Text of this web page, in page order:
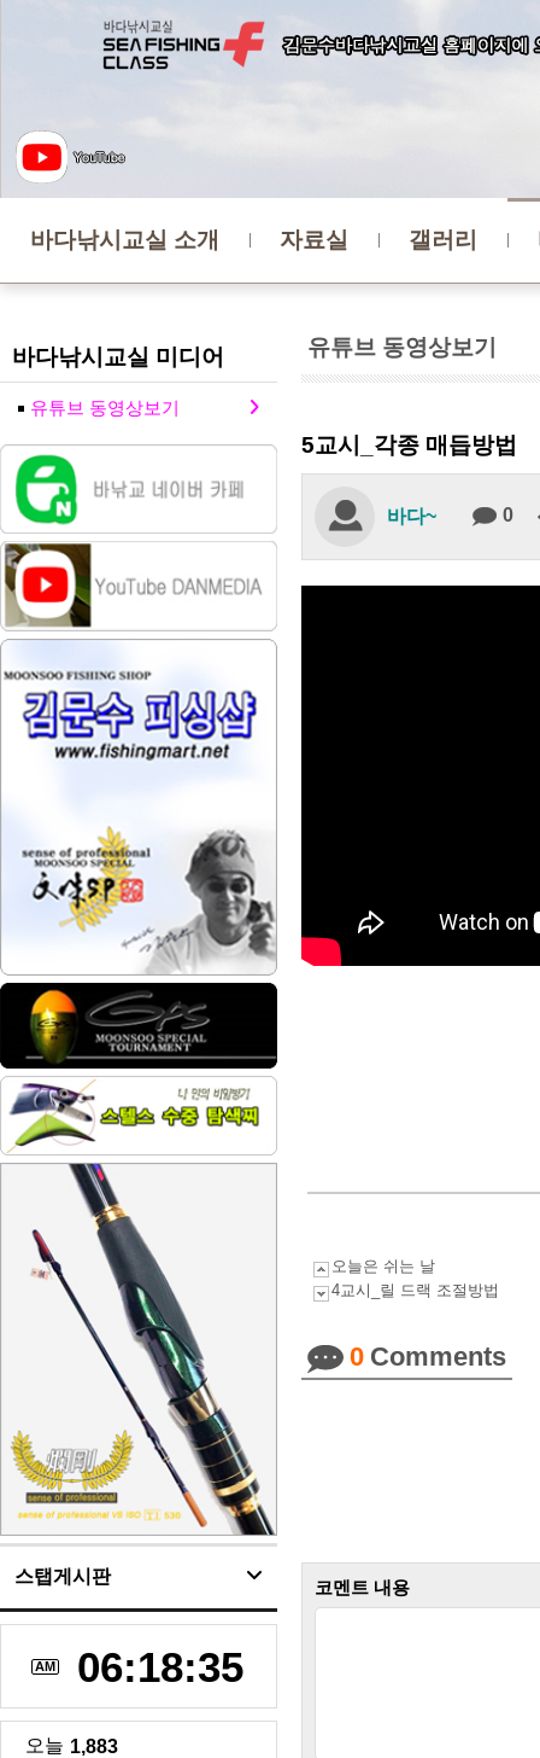
바다낚시교실 소개 자료실 갤러리
유튜브 동영상보기
바다낚시교실 미디어
유튜브 동영상보기
스탭게시판
AM 06:18:35
오늘 1,883
5교시_각종 매듭방법
바다~ 0
오늘은 쉬는 날
4교시_릴 드랙 조절방법
0 Comments
코멘트 내용